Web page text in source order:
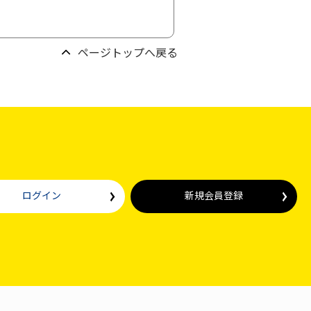
ページトップへ戻る
ログイン 新規会員登録